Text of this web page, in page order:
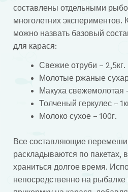
составлены отдельными
многолетних экспериментов.
можно назвать базовый
для карася:
Свежие отруби – 2,5кг.
Молотые ржаные
Макуха свежемолотая
Толченый геркулес –
Молоко сухое – 100г.
Все составляющие
раскладываются по пакетах,
храниться долгое время.
непосредственно на рыбалке